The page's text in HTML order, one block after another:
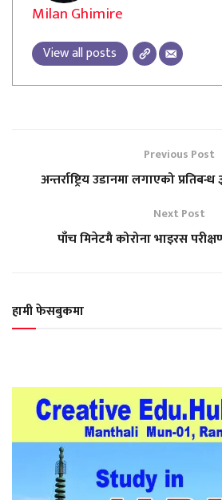
Milan Ghimire
View all posts
Previous Post
अन्तर्राष्ट्रिय उडानमा लगाएको
Next Post
पाँच मिनेटमै कोरोना भाइरस
हामी फेसबुकमा